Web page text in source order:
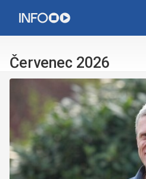
Červenec 2026
Copyright Západočeská